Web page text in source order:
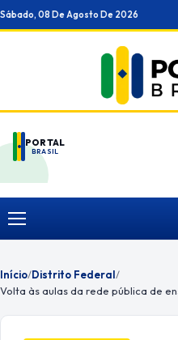
Ir
para
Sábado, 08 De Agosto De 2026
PORTAL
BRASIL
Menu
Início/Distrito Federal/